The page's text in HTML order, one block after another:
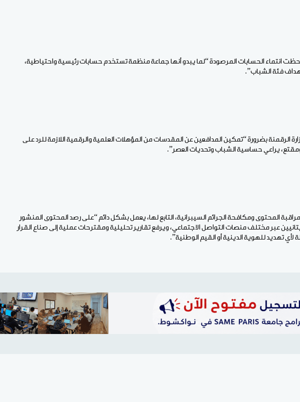
انتماء الحسابات المرصودة “لما يبدو أنها جماعة منظمة تستخدم حسابات رئيسية واحتياطية،
فئة الشباب”.
الرقمنة بضرورة “تمكين المدافعين عن المقدسات من المؤهلات العلمية والرقمية اللازمة للرد على
يراعي حساسية الشباب وتحديات العصر”.
المحتوى ومكافحة الجرائم السيبرانية، التابع لها، يعمل بشكل دائم “على رصد المحتوى المنشور
عبر مختلف منصات التواصل الاجتماعي، ويرفع تقارير تحليلية ومقترحات عملية إلى صناع القرار
تهديد للهوية الدينية أو القيم الوطنية”.